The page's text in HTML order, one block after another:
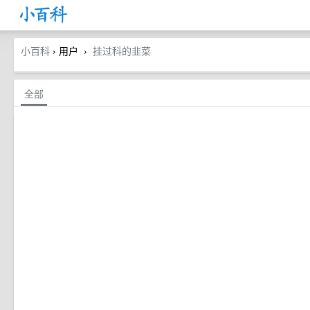
小百科 › 用户 › 挂过科的韭菜
全部